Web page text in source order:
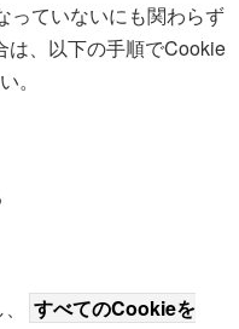
っていないにも関わらず
は、以下の手順でCookie
。
すべてのCookieを